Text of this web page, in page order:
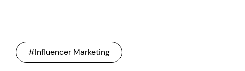
#Influencer Marketing